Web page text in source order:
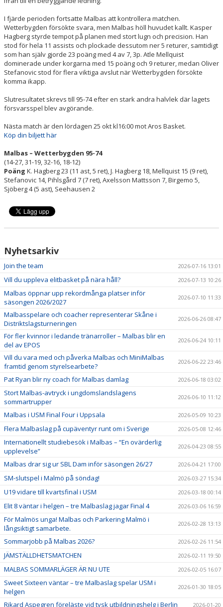
I fjärde perioden fortsatte Malbas att kontrollera matchen.
Wetterbygden försökte svara, men Malbas höll huvudet kallt. Kasper
Hagberg styrde tempot på planen med stort lugn och precision. Han
stod för hela 11 assists och plockade dessutom ner 5 returer, samtidigt
som han själv gjorde 23 poäng med 4 av 7, 3p. Atle Mellquist
dominerade under korgarna med 15 poäng och 9 returer, medan Oliver
Stefanovic stod för flera viktiga avslut när Wetterbygden försökte
komma ikapp.
Slutresultatet skrevs till 95-74 efter en stark andra halvlek där lagets
försvarsspel blev avgörande.
Nästa match är den lördagen 25 okt kl16:00 mot Aros Basket.
Köp din biljett här
Malbas – Wetterbygden 95-74
(14-27, 31-19, 32-16, 18-12)
Poäng K. Hagberg 23 (11 ast, 5 ret), J. Hagberg 18, Mellquist 15 (9 ret),
Stefanovic 14, Pihlsgård 7 (7 ret), Axelsson Mattsson 7, Birgemo 5,
Sjöberg 4 (5 ast), Seehausen 2
Nyhetsarkiv
Join the team 2026-07-16 13:01
Vill du uppleva elitbasket på nära håll? 2026-07-13 10:26
Malbas öppnar upp rekordmånga platser inför
säsongen 2026/2027
2026-07-10 11:33
Malbasspelare och coacher representerar Skåne i
Distriktslagsturneringen
2026-06-26 08:47
För fler kvinnor i ledande tränarroller – Malbas blir en
del av EPOS
2026-06-24 10:11
Vill du vara med och påverka Malbas och MiniMalbas
framtid genom styrelsearbete?
2026-06-22 23:46
Pat Ryan blir ny coach för Malbas damlag 2026-06-18 03:02
Stort Malbas-avtryck i ungdomslandslagens
sommartrupper
2026-06-10 11:12
Malbas i USM Final Four i Uppsala 2026-05-09 10:23
Flera Malbaslag på cupäventyr runt om i Sverige 2026-05-08 12:46
Internationellt studiebesök i Malbas – “En ovärderlig
upplevelse”
2026-04-23 08:55
Malbas drar sig ur SBL Dam inför säsongen 26/27 2026-04-21 17:00
SM-slutspel i Malmö på söndag! 2026-03-27 15:34
U19 vidare till kvartsfinal i USM 2026-03-18 00:14
Elit 8 väntar i helgen – tre Malbaslag jagar Final 4 2026-03-06 16:59
För Malmös unga! Malbas och Parkering Malmö i
långsiktigt samarbete.
2026-02-28 13:13
Sommarjobb på Malbas 2026? 2026-02-26 11:54
JÄMSTÄLLDHETSMATCHEN 2026-02-11 19:50
MALBAS SOMMARLÄGER ÄR NU UTE 2026-02-05 16:07
Sweet Sixteen väntar – tre Malbaslag spelar USM i
helgen
2026-01-30 18:05
Rikard Aspegren föreläste vid tysk utbildningshelg i Berlin 2026-01-20